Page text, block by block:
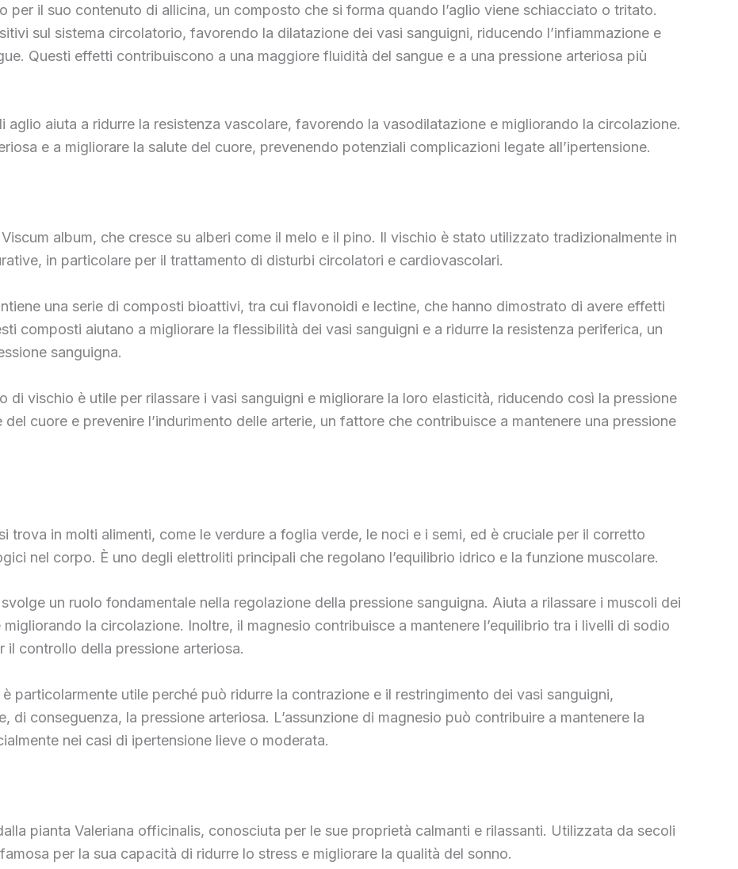
per il suo contenuto di allicina, un composto che si forma quando l’aglio viene schiacciato o tritato.
sul sistema circolatorio, favorendo la dilatazione dei vasi sanguigni, riducendo l’infiammazione e
Questi effetti contribuiscono a una maggiore fluidità del sangue e a una pressione arteriosa più
aglio aiuta a ridurre la resistenza vascolare, favorendo la vasodilatazione e migliorando la circolazione.
e a migliorare la salute del cuore, prevenendo potenziali complicazioni legate all’ipertensione.
album, che cresce su alberi come il melo e il pino. Il vischio è stato utilizzato tradizionalmente in
in particolare per il trattamento di disturbi circolatori e cardiovascolari.
una serie di composti bioattivi, tra cui flavonoidi e lectine, che hanno dimostrato di avere effetti
composti aiutano a migliorare la flessibilità dei vasi sanguigni e a ridurre la resistenza periferica, un
sanguigna.
di vischio è utile per rilassare i vasi sanguigni e migliorare la loro elasticità, riducendo così la pressione
cuore e prevenire l’indurimento delle arterie, un fattore che contribuisce a mantenere una pressione
trova in molti alimenti, come le verdure a foglia verde, le noci e i semi, ed è cruciale per il corretto
nel corpo. È uno degli elettroliti principali che regolano l’equilibrio idrico e la funzione muscolare.
un ruolo fondamentale nella regolazione della pressione sanguigna. Aiuta a rilassare i muscoli dei
la circolazione. Inoltre, il magnesio contribuisce a mantenere l’equilibrio tra i livelli di sodio
il controllo della pressione arteriosa.
particolarmente utile perché può ridurre la contrazione e il restringimento dei vasi sanguigni,
di conseguenza, la pressione arteriosa. L’assunzione di magnesio può contribuire a mantenere la
nei casi di ipertensione lieve o moderata.
pianta Valeriana officinalis, conosciuta per le sue proprietà calmanti e rilassanti. Utilizzata da secoli
per la sua capacità di ridurre lo stress e migliorare la qualità del sonno.